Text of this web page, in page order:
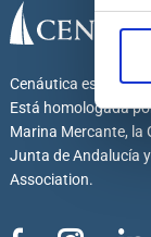
Cenáutica es la
Está homologada
Marina Mercante, la
Junta de Andalucía
Association.